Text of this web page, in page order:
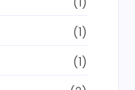
(1)
(1)